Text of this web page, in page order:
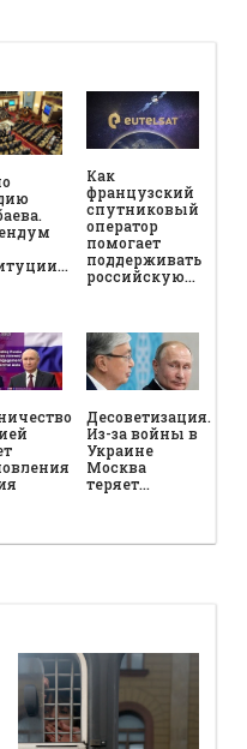
Как
французский
спутниковый
оператор
помогает
поддерживать
российскую…
Десоветизация.
Из-за войны в
Украине
Москва
теряет…